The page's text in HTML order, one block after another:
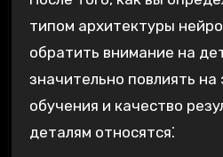
типом архитектуры
обратить внимание на
значительно повлиять
обучения и качество
деталям относятся⁚